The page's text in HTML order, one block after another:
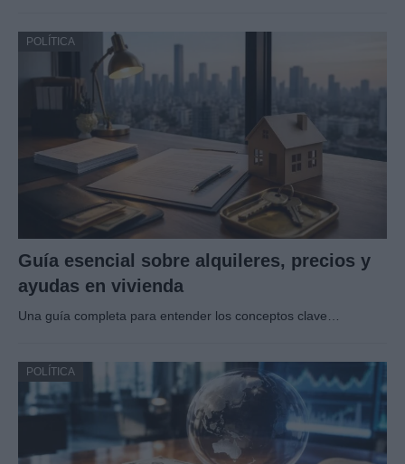
POLÍTICA
Guía esencial sobre alquileres, precios y
ayudas en vivienda
Una guía completa para entender los conceptos clave…
POLÍTICA